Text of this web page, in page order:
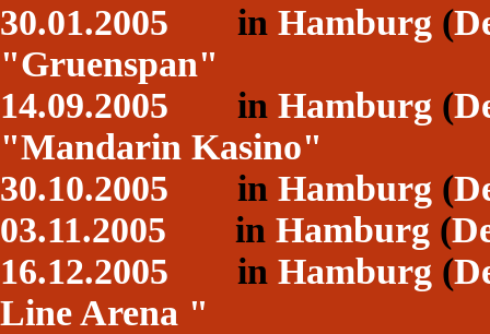
30.01.2005 in Hamburg (
"Gruenspan"
14.09.2005 in Hamburg (
"Mandarin Kasino"
30.10.2005 in Hamburg (
03.11.2005 in Hamburg (
16.12.2005 in Hamburg (
Line Arena "